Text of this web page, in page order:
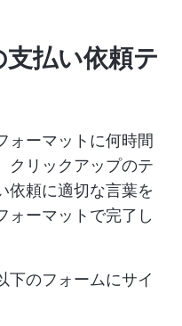
払い依頼テ
ォーマットに何時間
クリックアップのテ
依頼に適切な言葉を
ォーマットで完了し
下のフォームにサイ